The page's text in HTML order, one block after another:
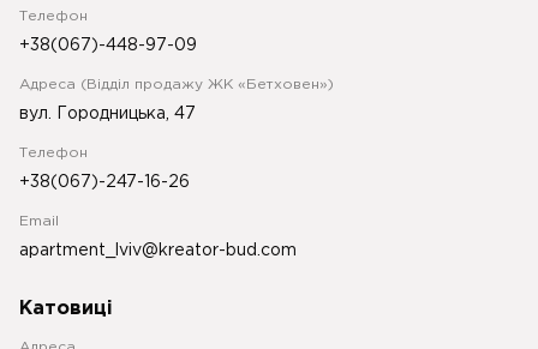
Телефон
+38(067)-448-97-09
Адреса (Відділ продажу ЖК «Бетховен»)
вул. Городницька, 47
Телефон
+38(067)-247-16-26
Email
apartment_lviv@kreator-bud.com
Катовиці